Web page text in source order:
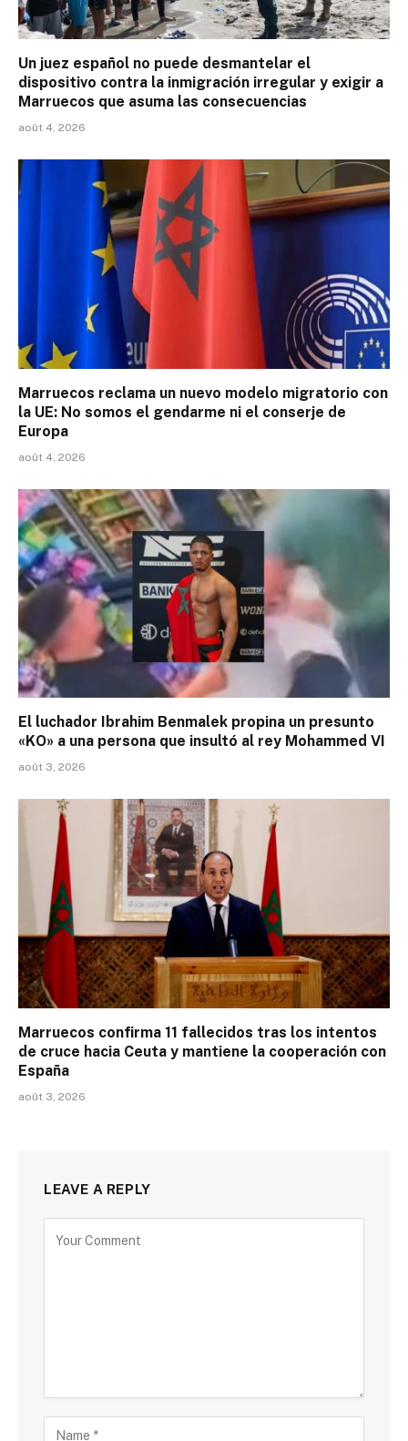
Un juez español no puede desmantelar el
dispositivo contra la inmigración irregular y exigir a
Marruecos que asuma las consecuencias
août 4, 2026
Marruecos reclama un nuevo modelo migratorio con
la UE: No somos el gendarme ni el conserje de
Europa
août 4, 2026
El luchador Ibrahim Benmalek propina un presunto
«KO» a una persona que insultó al rey Mohammed VI
août 3, 2026
Marruecos confirma 11 fallecidos tras los intentos
de cruce hacia Ceuta y mantiene la cooperación con
España
août 3, 2026
LEAVE A REPLY